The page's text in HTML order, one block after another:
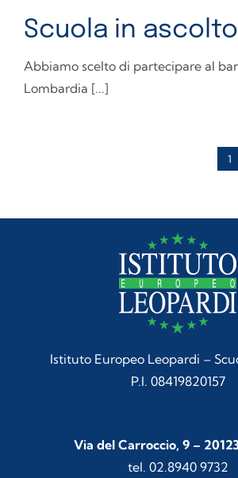
Scuola in ascolto
Abbiamo scelto di partecipare al
Lombardia [...]
1
Istituto Europeo Leopardi –
P.I. 08419820157
Via del Carroccio, 9 –
tel. 02.8940 9732